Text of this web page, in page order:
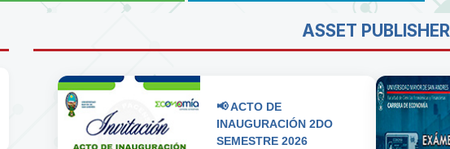
ASSET PUBLISHER
📢 ACTO DE
INAUGURACIÓN 2DO
SEMESTRE 2026